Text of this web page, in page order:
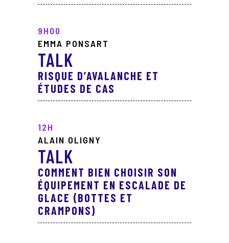
9H00
EMMA PONSART
TALK
RISQUE D’AVALANCHE ET
ÉTUDES DE CAS
12H
ALAIN OLIGNY
TALK
COMMENT BIEN CHOISIR SON
ÉQUIPEMENT EN ESCALADE DE
GLACE (BOTTES ET
CRAMPONS)